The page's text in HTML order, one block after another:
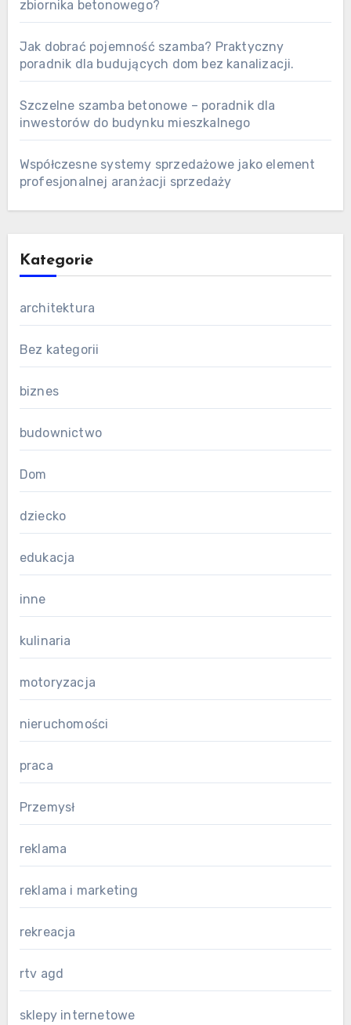
zbiornika betonowego?
Jak dobrać pojemność szamba? Praktyczny
poradnik dla budujących dom bez kanalizacji.
Szczelne szamba betonowe – poradnik dla
inwestorów do budynku mieszkalnego
Współczesne systemy sprzedażowe jako element
profesjonalnej aranżacji sprzedaży
Kategorie
architektura
Bez kategorii
biznes
budownictwo
Dom
dziecko
edukacja
inne
kulinaria
motoryzacja
nieruchomości
praca
Przemysł
reklama
reklama i marketing
rekreacja
rtv agd
sklepy internetowe